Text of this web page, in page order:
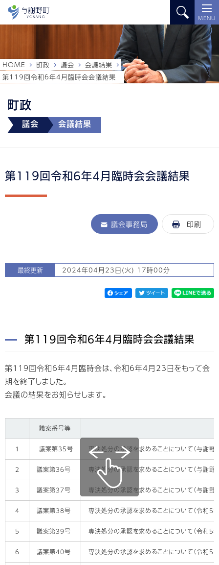
MENU
町政
議会 会議結果
HOME 町政 議会
会議結果
第119回令和6年4月臨時会会議結果
第119回令和6年4月臨時会会議結果
議会事務局 印刷
最終更新 2024年04月23日(火) 17時00分
第119回令和6年4月臨時会会議結果
第119回令和6年4月臨時会は、令和6年4月23日をもって会
期を終了しました。
会議の結果をお知らせします。
議案番号等
1 議案第35号 専決処分の承認を求めることについて（与謝
2 議案第36号 専決処分の承認を求めることについて（与謝
3 議案第37号 専決処分の承認を求めることについて（与謝
4 議案第38号 専決処分の承認を求めることについて（令和5
5 議案第39号 専決処分の承認を求めることについて（令和5
6 議案第40号 専決処分の承認を求めることについて（令和5